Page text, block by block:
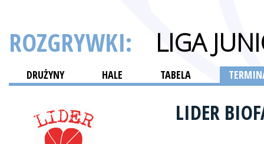
ROZGRYWKI: LIGA
DRUŻYNY HALE TABELA
LIDER